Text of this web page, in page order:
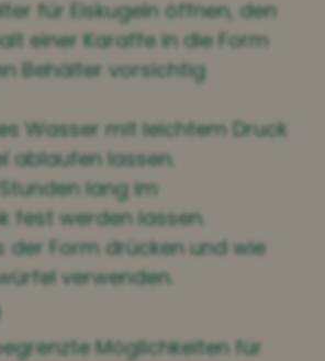
für Eiskugeln öffnen, den
einer Karaffe in die Form
Behälter vorsichtig
Wasser mit leichtem Druck
ablaufen lassen.
lang im
fest werden lassen.
der Form drücken und wie
verwenden.
Möglichkeiten für